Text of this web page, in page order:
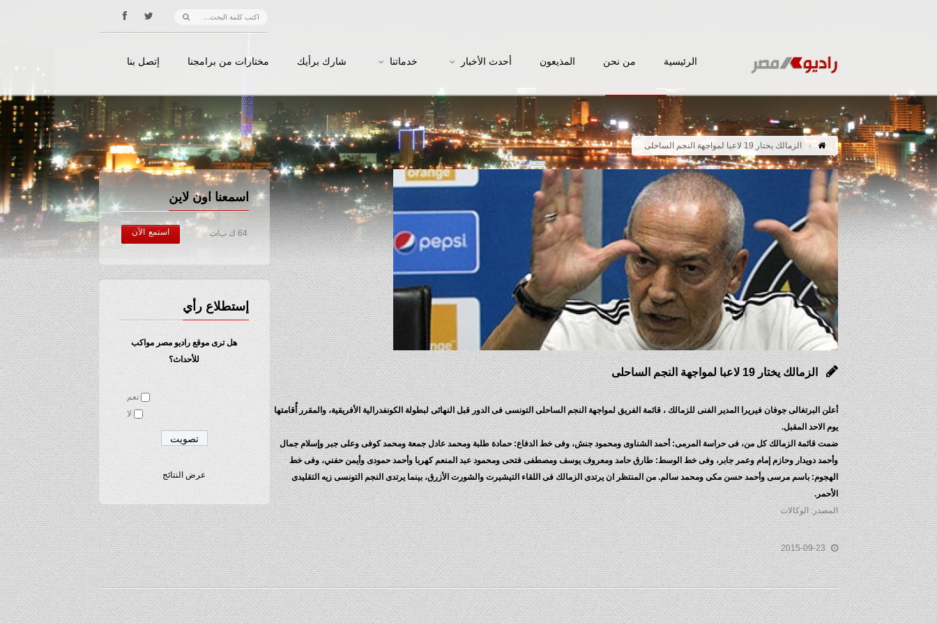
الرئيسية من نحن المذيعون أحدث الأخبار خدماتنا شارك برأيك مختارات من برامجنا إتصل بنا
الزمالك يختار 19 لاعبا لمواجهة النجم الساحلى
اسمعنا اون لاين
64 ك ب/ث استمع الآن
إستطلاع رأي
هل ترى موقع راديو مصر مواكب
للأحداث؟
نعم
لا
عرض النتائج
الزمالك يختار 19 لاعبا لمواجهة النجم الساحلى
أعلن البرتغالى جوفان فيريرا المدير الفنى للزمالك ، قائمة الفريق لمواجهة النجم الساحلى التونسى فى الدور قبل النهائى لبطولة الكونفدرالية الأفريقية، والمقرر أٌقامتها
يوم الاحد المقبل.
ضمت قائمة الزمالك كل من، فى حراسة المرمى: أحمد الشناوى ومحمود جنش، وفى خط الدفاع: حمادة طلبة ومحمد عادل جمعة ومحمد كوفى وعلى جبر وإسلام جمال
وأحمد دويدار وحازم إمام وعمر جابر، وفى خط الوسط: طارق حامد ومعروف يوسف ومصطفى فتحى ومحمود عبد المنعم كهربا وأحمد حمودى وأيمن حفني، وفى خط
الهجوم: باسم مرسى وأحمد حسن مكى ومحمد سالم. من المنتظر ان يرتدى الزمالك فى اللقاء التيشيرت والشورت الأزرق، بينما يرتدى النجم التونسى زيه التقليدى
الأحمر.
المصدر: الوكالات
2015-09-23